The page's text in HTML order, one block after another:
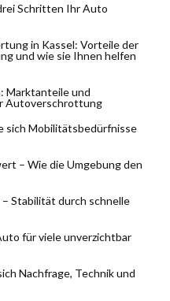
Schritten Ihr Auto
in Kassel: Vorteile der
und wie sie Ihnen helfen
Marktanteile und
Autoverschrottung
sich Mobilitätsbedürfnisse
– Wie die Umgebung den
Stabilität durch schnelle
für viele unverzichtbar
Nachfrage, Technik und